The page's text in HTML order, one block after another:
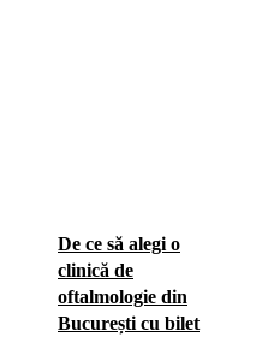
De ce să alegi o
clinică de
oftalmologie din
București cu bilet